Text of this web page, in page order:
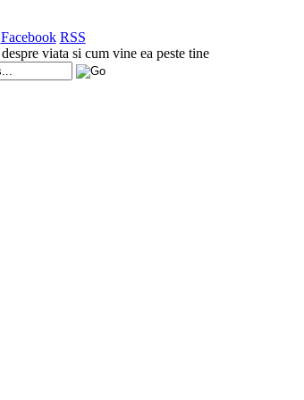
Facebook RSS
despre viata si cum vine ea peste tine